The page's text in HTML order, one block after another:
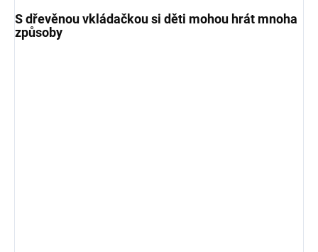
S dřevěnou vkládačkou si děti mohou hrát mnoha
způsoby